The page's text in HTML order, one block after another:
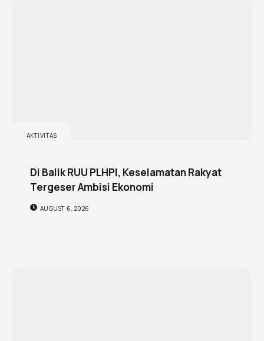
AKTIVITAS
Di Balik RUU PLHPI, Keselamatan Rakyat
Tergeser Ambisi Ekonomi
AUGUST 6, 2026